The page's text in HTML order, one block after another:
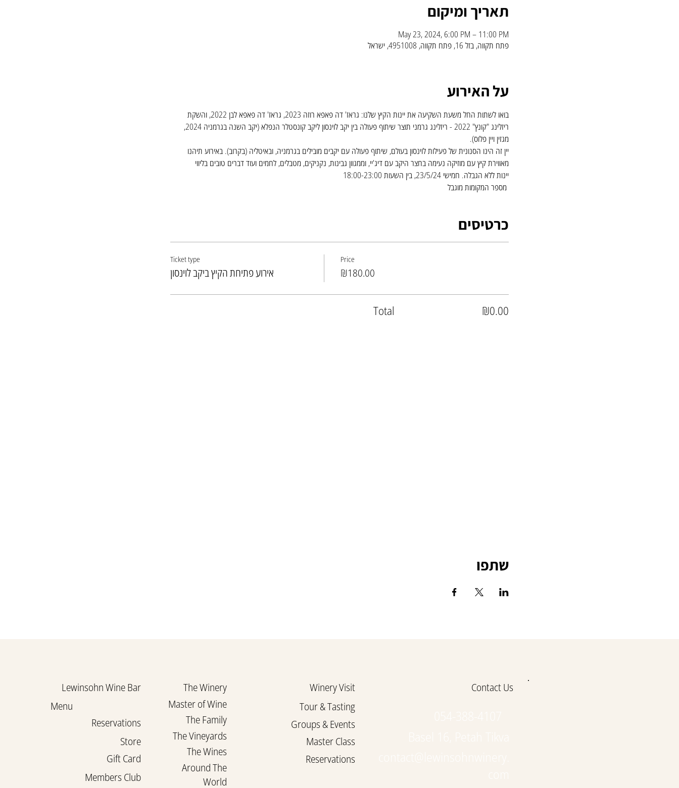
תאריך ומיקום
May 23, 2024, 6:00 PM – 11:00 PM
פתח תקווה, בזל 16, פתח תקווה, 4951008, ישראל
על האירוע
בואו לשתות החל משעת השקיעה את יינות הקיץ שלנו: גראז' דה פאפא רוזה 2023, גראז' דה פאפא לבן 2022, והשקת
ריזלינג "קונץ" 2022 - ריזלינג גרמני תוצר שיתוף פעולה בין יקב לוינסון ליקב קונסטלר הנפלא (יקב השנה בגרמניה 2024,
מגזין ויין פלוס).
יין זה הינו הסנונית של פעילות לוינסון בעולם, שיתוף פעולה עם יקבים מובילים בגרמניה, ובאיטליה (בקרוב). באירוע תיהנו
מאווירת קיץ עם מוזיקה נעימה בחצר היקב עם דיג'יי, וממגוון גבינות, נקניקים, מטבלים, לחמים ועוד דברים טובים בליווי
יינות ללא הגבלה. חמישי 23/5/24, בין השעות 18:00-23:00
מספר המקומות מוגבל
כרטיסים
Ticket type
אירוע פתיחת הקיץ ביקב לוינסון
Price
₪180.00
Total ₪0.00
שתפו
Contact Us
The Winery
Master of Wine
The Family
The Vineyards
The Wines
Around The
World
Winery Visit
Tour & Tasting
Groups & Events
Master Class
Reservations
Lewinsohn Wine Bar
Menu
Reservations
Store
Gift Card
Members Club